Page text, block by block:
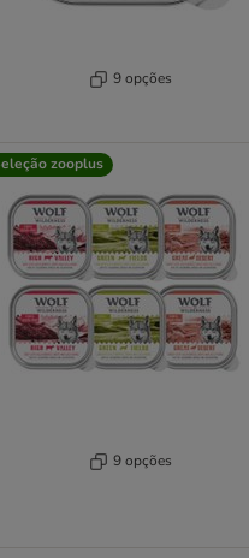
9 opções
zooplus
9 opções